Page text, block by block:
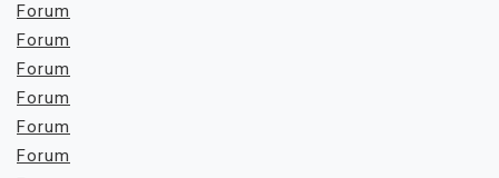
Forum
Forum
Forum
Forum
Forum
Forum